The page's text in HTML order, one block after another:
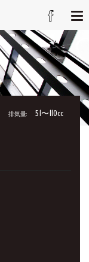
排気量: 51〜110cc